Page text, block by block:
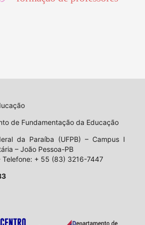
de Fundamentação da Educação
da Paraíba (UFPB) – Campus I
– João Pessoa-PB
+ 55 (83) 3216-7447